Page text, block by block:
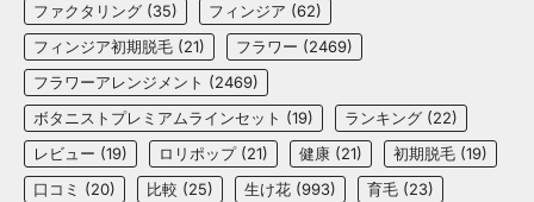
ファクタリング (35) フィンジア (62)
フィンジア初期脱毛 (21) フラワー (2469)
フラワーアレンジメント (2469)
ボタニストプレミアムラインセット (19) ランキング (22)
レビュー (19) ロリポップ(21) 健康 (21) 初期脱毛 (19)
口コミ (20) 比較 (25) 生け花 (993) 育毛 (23)